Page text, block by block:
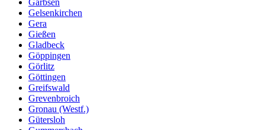
Garbsen
Gelsenkirchen
Gera
Gießen
Gladbeck
Göppingen
Görlitz
Göttingen
Greifswald
Grevenbroich
Gronau (Westf.)
Gütersloh